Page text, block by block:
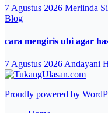
7 Agustus 2026 Merlinda
Blog
cara mengiris ubi agar
7 Agustus 2026Andayani
Proudly powered by